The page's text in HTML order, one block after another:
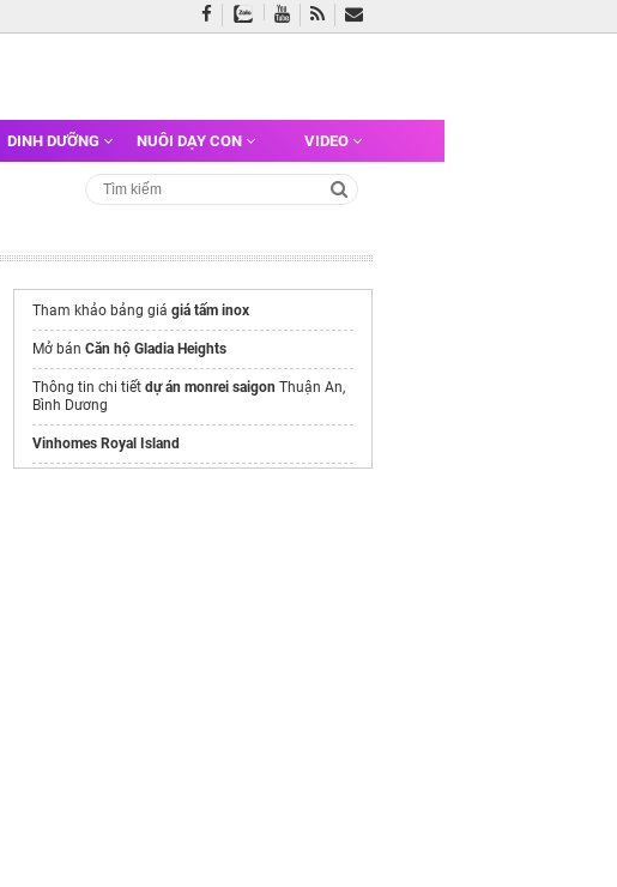
DINH DƯỠNG NUÔI DẠY CON VIDEO
Tham khảo bảng giá giá tấm inox
Mở bán Căn hộ Gladia Heights
Thông tin chi tiết dự án monrei saigon Thuận An,
Bình Dương
Vinhomes Royal Island